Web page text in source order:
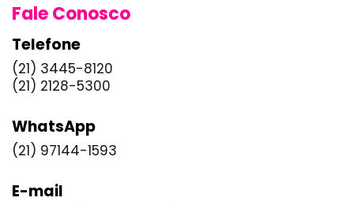
Fale Conosco
Telefone
(21) 3445-8120
(21) 2128-5300
WhatsApp
(21) 97144-1593
E-mail